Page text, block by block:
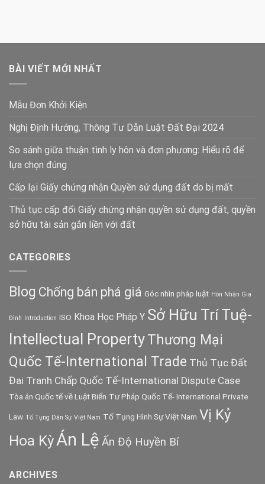
BÀI VIẾT MỚI NHẤT
Mẫu Đơn Khởi Kiện
Nghị Định Hướng, Thông Tư Dẫn Luật Đất Đại 2024
So sánh giữa thuận tình ly hôn và đơn phương: Hiểu rõ để
lựa chọn đúng
Cấp lại Giấy chứng nhận Quyền sử dụng đất do bị mất
Thủ tục cấp đổi Giấy chứng nhận quyền sử dụng đất, quyền
sở hữu tài sản gắn liền với đất
CATEGORIES
Blog Chống bán phá giá Góc nhìn pháp luật Hôn Nhân Gia
Đình Introduction ISO Khoa Học Pháp Y Sở Hữu Trí Tuệ-
Intellectual PropertyThương Mại
Quốc Tế-International Trade Thủ Tục Đất
Đai Tranh Chấp Quốc Tế-International Dispute Case
Tòa án Quốc tế về Luật Biển Tư Pháp Quốc Tế- International Private
Law Tố Tụng Dân Sự Việt Nam Tố Tụng Hình Sự Việt Nam Vị Kỷ
Hoa KỳÁn Lệ Ấn Độ Huyền Bí
ARCHIVES